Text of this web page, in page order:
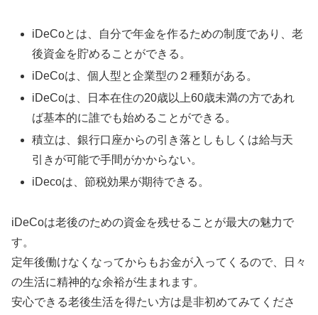
iDeCoとは、自分で年金を作るための制度であり、老
後資金を貯めることができる。
iDeCoは、個人型と企業型の２種類がある。
iDeCoは、日本在住の20歳以上60歳未満の方であれ
ば基本的に誰でも始めることができる。
積立は、銀行口座からの引き落としもしくは給与天
引きが可能で手間がかからない。
iDecoは、節税効果が期待できる。
iDeCoは老後のための資金を残せることが最大の魅力で
す。
定年後働けなくなってからもお金が入ってくるので、日々
の生活に精神的な余裕が生まれます。
安心できる老後生活を得たい方は是非初めてみてくださ